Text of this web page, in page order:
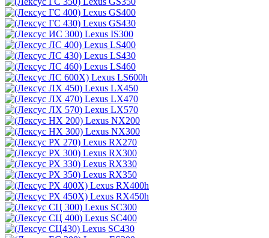
Lexus GS400
Lexus GS430
Lexus IS300
Lexus LS400
Lexus LS430
Lexus LS460
Lexus LS600h
Lexus LX450
Lexus LX470
Lexus LX570
Lexus NX200
Lexus NX300
Lexus RX270
Lexus RX300
Lexus RX330
Lexus RX350
Lexus RX400h
Lexus RX450h
Lexus SC300
Lexus SC400
Lexus SC430